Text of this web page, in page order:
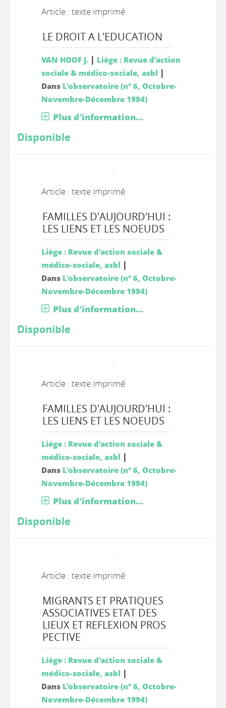
Article : texte imprimé
LE DROIT A L'EDUCATION
VAN HOOF J. | Liège : Revue d'action
sociale & médico-sociale, asbl |
Dans L'observatoire (n° 6, Octobre-
Novembre-Décembre 1994)
Plus d'information...
Disponible
Article : texte imprimé
FAMILLES D'AUJOURD'HUI :
LES LIENS ET LES NOEUDS
Liège : Revue d'action sociale &
médico-sociale, asbl |
Dans L'observatoire (n° 6, Octobre-
Novembre-Décembre 1994)
Plus d'information...
Disponible
Article : texte imprimé
FAMILLES D'AUJOURD'HUI :
LES LIENS ET LES NOEUDS
Liège : Revue d'action sociale &
médico-sociale, asbl |
Dans L'observatoire (n° 6, Octobre-
Novembre-Décembre 1994)
Plus d'information...
Disponible
Article : texte imprimé
MIGRANTS ET PRATIQUES
ASSOCIATIVES ETAT DES
LIEUX ET REFLEXION PROS
PECTIVE
Liège : Revue d'action sociale &
médico-sociale, asbl |
Dans L'observatoire (n° 6, Octobre-
Novembre-Décembre 1994)